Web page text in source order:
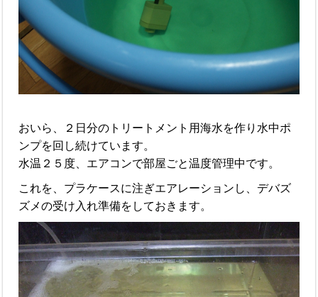
おいら、２日分のトリートメント用海水を作り水中ポ
ンプを回し続けています。
水温２５度、エアコンで部屋ごと温度管理中です。
これを、プラケースに注ぎエアレーションし、デバズ
ズメの受け入れ準備をしておきます。